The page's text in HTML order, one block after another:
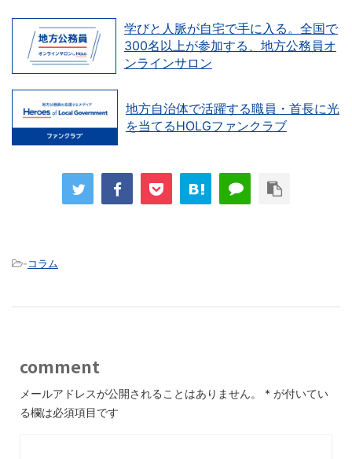
学びと人脈が自宅で手に入る。全国で
300名以上が参加する、地方公務員オ
ンラインサロン
地方自治体で活躍する職員・首長に光
を当てるHOLGファンクラブ
-コラム
comment
メールアドレスが公開されることはありません。 * が付いてい
る欄は必須項目です